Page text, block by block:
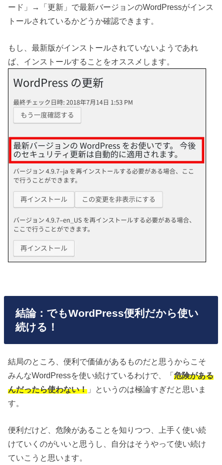
ード」→「更新」で最新バージョンのWordPressがインス
トールされているかどうか確認できます。
もし、最新版がインストールされていないようであれ
ば、インストールすることをオススメします。
結論：でもWordPress便利だから使い
続ける！
結局のところ、便利で価値があるものだと思うからこそ
みんなWordPressを使い続けているわけで、「危険がある
んだったら使わない！ 」というのは極論すぎだと思いま
す。
便利だけど、危険があることを知りつつ、上手く使い続
けていくのがいいと思うし、自分はそうやって使い続け
ていこうと思います。